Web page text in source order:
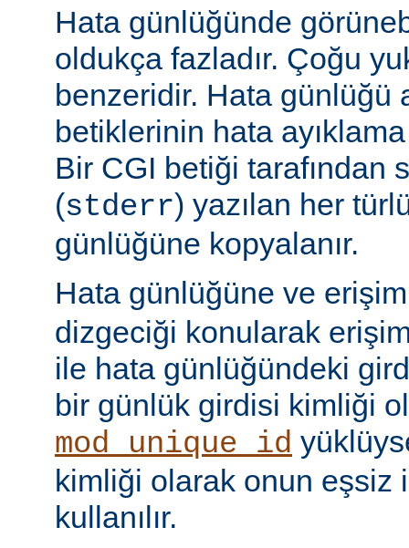
Hata günlüğünde
oldukça fazladır. Çoğu
benzeridir. Hata günlüğü
betiklerinin hata ayıklama
Bir CGI betiği tarafından
(stderr) yazılan her
günlüğüne kopyalanır.
Hata günlüğüne ve
dizgeciği konularak
ile hata günlüğündeki
bir günlük girdisi kimliği
mod_unique_id
kimliği olarak onun eşsiz
kullanılır.